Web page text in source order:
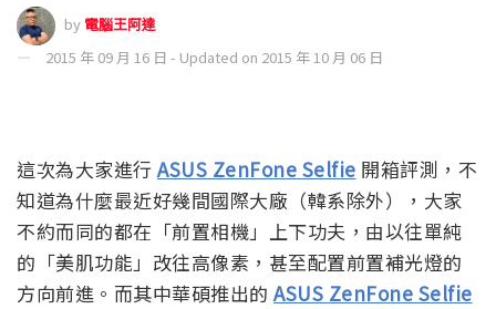
by 電腦王阿達
2015 年 09 月 16 日 - Updated on 2015 年 10 月 06 日
這次為大家進行ASUS ZenFone Selfie 開箱評測，不
知道為什麼最近好幾間國際大廠（韓系除外），大家
不約而同的都在「前置相機」上下功夫，由以往單純
的「美肌功能」改往高像素，甚至配置前置補光燈的
方向前進。而其中華碩推出的ASUS ZenFone Selfie